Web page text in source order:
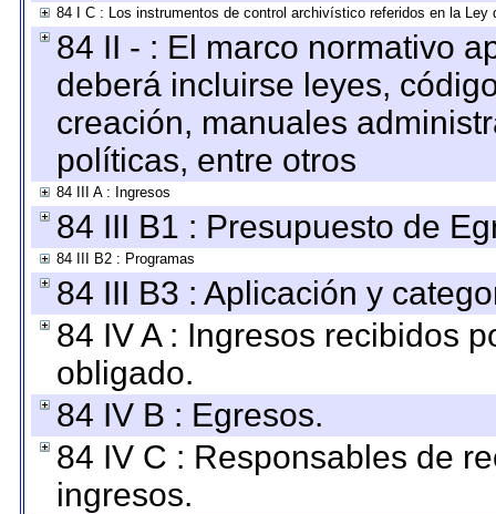
84 I C : Los instrumentos de control archivístico referidos en la
84 II - : El marco normativo
deberá incluirse leyes,
creación, manuales
políticas, entre otros
84 III A : Ingresos
84 III B1 : Presupuesto de
84 III B2 : Programas
84 III B3 : Aplicación y
84 IV A : Ingresos recibidos
obligado.
84 IV B : Egresos.
84 IV C : Responsables de
ingresos.